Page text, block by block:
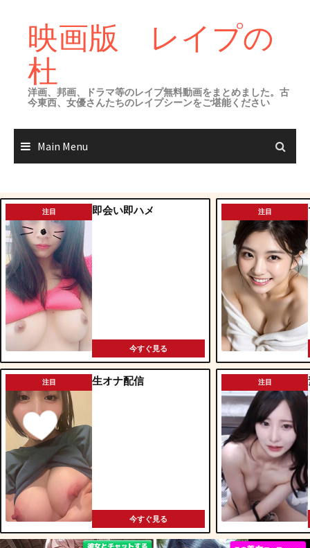
content映画版 レイプの
杜
洋画、邦画、ドラマ等のレイプ無料動画をまとめました。古
今東西、女優さんたちのレイプシーンをご堪能ください
Main Menu
注目 即会い即ハメ
今すぐ見る
注目 生オナ配信
今すぐ見る
注目
注目